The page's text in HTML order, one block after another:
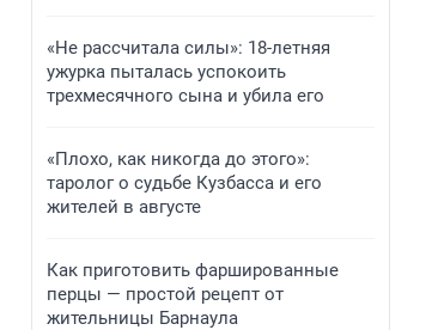
«Не рассчитала силы»: 18-летняя
ужурка пыталась успокоить
трехмесячного сына и убила его
«Плохо, как никогда до этого»:
таролог о судьбе Кузбасса и его
жителей в августе
Как приготовить фаршированные
перцы — простой рецепт от
жительницы Барнаула